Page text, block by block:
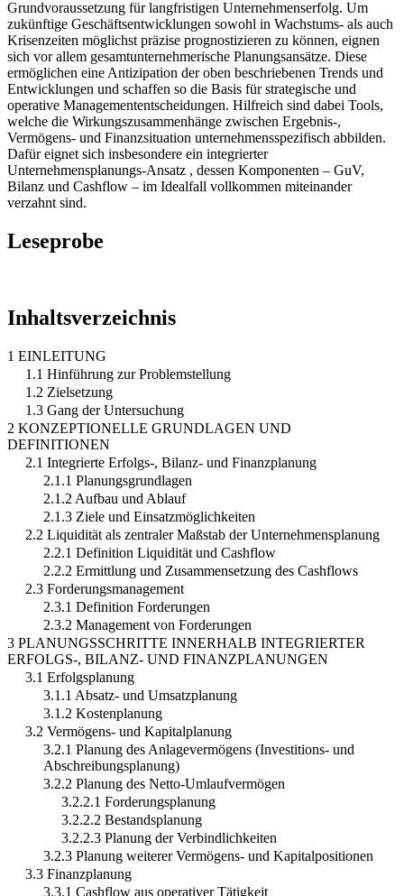
Grundvoraussetzung für langfristigen Unternehmenserfolg. Um
zukünftige Geschäftsentwicklungen sowohl in Wachstums- als auch
Krisenzeiten möglichst präzise prognostizieren zu können, eignen
sich vor allem gesamtunternehmerische Planungsansätze. Diese
ermöglichen eine Antizipation der oben beschriebenen Trends und
Entwicklungen und schaffen so die Basis für strategische und
operative Managemententscheidungen. Hilfreich sind dabei Tools,
welche die Wirkungszusammenhänge zwischen Ergebnis-,
Vermögens- und Finanzsituation unternehmensspezifisch abbilden.
Dafür eignet sich insbesondere ein integrierter
Unternehmensplanungs-Ansatz , dessen Komponenten – GuV,
Bilanz und Cashflow – im Idealfall vollkommen miteinander
verzahnt sind.
Leseprobe
Inhaltsverzeichnis
1 EINLEITUNG
1.1 Hinführung zur Problemstellung
1.2 Zielsetzung
1.3 Gang der Untersuchung
2 KONZEPTIONELLE GRUNDLAGEN UND
DEFINITIONEN
2.1 Integrierte Erfolgs-, Bilanz- und Finanzplanung
2.1.1 Planungsgrundlagen
2.1.2 Aufbau und Ablauf
2.1.3 Ziele und Einsatzmöglichkeiten
2.2 Liquidität als zentraler Maßstab der Unternehmensplanung
2.2.1 Definition Liquidität und Cashflow
2.2.2 Ermittlung und Zusammensetzung des Cashflows
2.3 Forderungsmanagement
2.3.1 Definition Forderungen
2.3.2 Management von Forderungen
3 PLANUNGSSCHRITTE INNERHALB INTEGRIERTER
ERFOLGS-, BILANZ- UND FINANZPLANUNGEN
3.1 Erfolgsplanung
3.1.1 Absatz- und Umsatzplanung
3.1.2 Kostenplanung
3.2 Vermögens- und Kapitalplanung
3.2.1 Planung des Anlagevermögens (Investitions- und
Abschreibungsplanung)
3.2.2 Planung des Netto-Umlaufvermögen
3.2.2.1 Forderungsplanung
3.2.2.2 Bestandsplanung
3.2.2.3 Planung der Verbindlichkeiten
3.2.3 Planung weiterer Vermögens- und Kapitalpositionen
3.3 Finanzplanung
3.3.1 Cashflow aus operativer Tätigkeit